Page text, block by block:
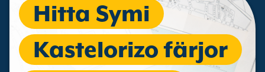
Hitta Symi
Kastelorizo färjor